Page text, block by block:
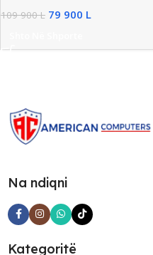
109 900L 79 900 L
Na ndiqni
Kategoritë